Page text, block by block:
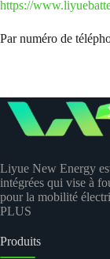
https://
Par numéro de
Liyue New Energy
intégrées qui vise à
pour la mobilité
PLUS
Produits